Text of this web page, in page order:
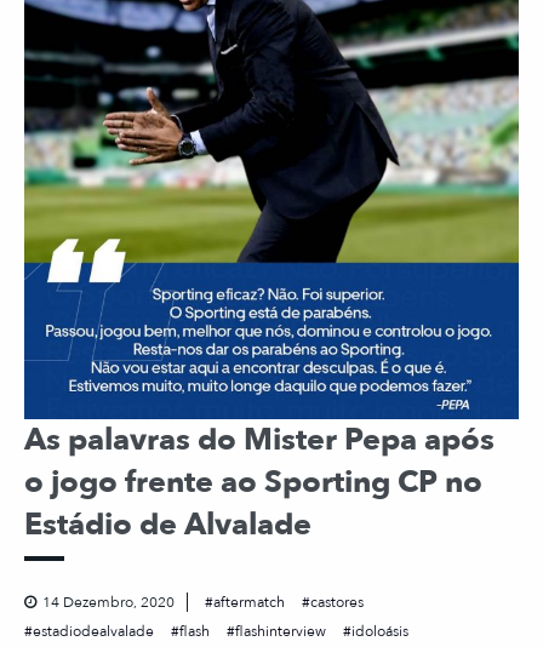
As palavras do Mister Pepa após
o jogo frente ao Sporting CP no
Estádio de Alvalade ⠀
14 Dezembro, 2020 aftermatch
castores
estadiodealvalade
flash flashinterview
idoloásis